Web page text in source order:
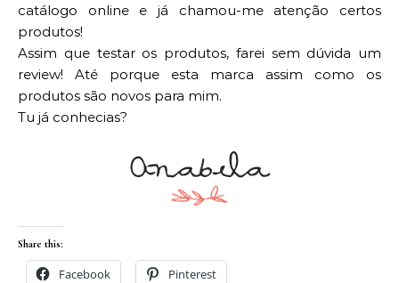
catálogo online e já chamou-me atenção certos
produtos!
Assim que testar os produtos, farei sem dúvida um
review! Até porque esta marca assim como os
produtos são novos para mim.
Tu já conhecias?
Share this:
Facebook Pinterest